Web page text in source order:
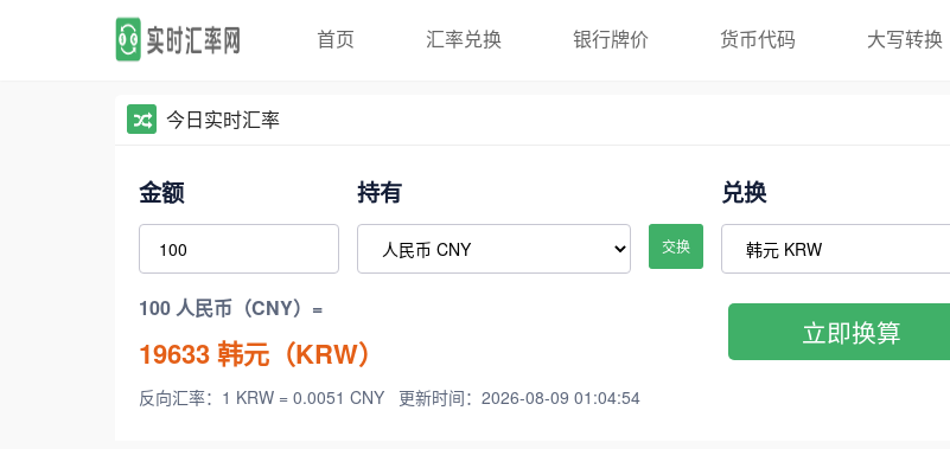
首页 汇率兑换 银行牌价 货币代码 大写转换
今日实时汇率
金额 持有
交换
兑换
100 人民币（CNY）=
19633韩元（KRW）
反向汇率：1 KRW = 0.0051 CNY 更新时间：2026-08-09 01:04:54
立即换算